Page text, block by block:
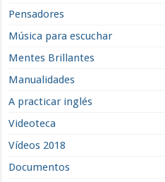
Pensadores
Música para escuchar
Mentes Brillantes
Manualidades
A practicar inglés
Videoteca
Vídeos 2018
Documentos